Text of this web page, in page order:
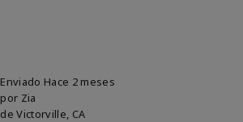
Enviado Hace 2 meses
por Zia
de Victorville, CA